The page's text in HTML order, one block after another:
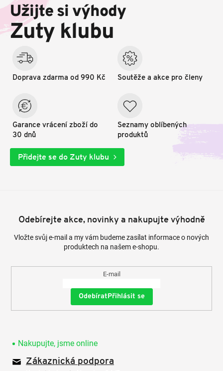
a
í
Užijte si výhody
Zuty klubu
Doprava zdarma od 990 Kč
Garance vrácení zboží do
30 dnů
Soutěže a akce pro členy
Seznamy oblíbených
produktů
Přidejte se do Zuty klubu
Odebírejte akce, novinky a nakupujte výhodně
Vložte svůj e-mail a my vám budeme zasílat informace o nových
produktech na našem e-shopu.
E-mail
Přihlásit se
Nakupujte, jsme online
Zákaznická podpora